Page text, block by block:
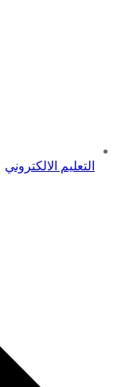
التعليم الالكتروني